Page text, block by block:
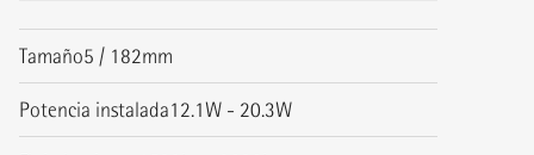
Tamaño5 / 182mm
Potencia instalada12.1W - 20.3W